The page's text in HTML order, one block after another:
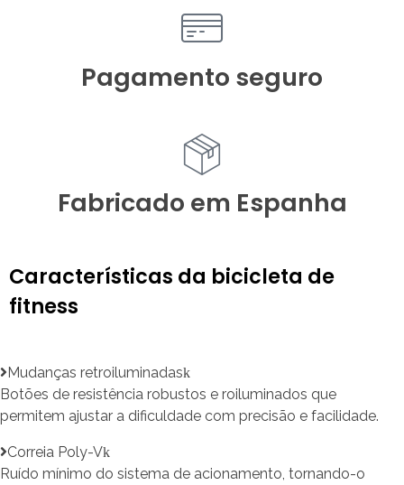
Pagamento seguro
Fabricado em Espanha
Características da bicicleta de
fitness
Mudanças retroiluminadas
Botões de resistência robustos e roiluminados que
permitem ajustar a dificuldade com precisão e facilidade.
Correia Poly-V
Ruído mínimo do sistema de acionamento, tornando-o